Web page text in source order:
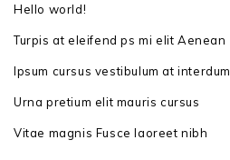
Hello world!
Turpis at eleifend ps mi elit Aenean
Ipsum cursus vestibulum at interdum
Urna pretium elit mauris cursus
Vitae magnis Fusce laoreet nibh